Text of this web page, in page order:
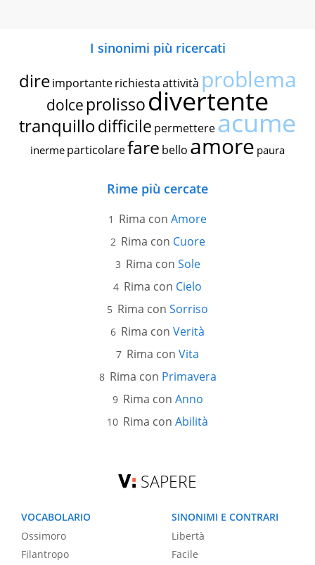
I sinonimi più ricercati
dire importante richiestaattività problema
dolce prolissodivertente
tranquillodifficile permettereacume
inerme particolarefare bello amore paura
Rime più cercate
Rima con Amore
Rima con Cuore
Rima con Sole
Rima con Cielo
Rima con Sorriso
Rima con Verità
Rima con Vita
Rima con Primavera
Rima con Anno
Rima con Abilità
SAPERE
VOCABOLARIO
Ossimoro
Filantropo
SINONIMI E CONTRARI
Libertà
Facile